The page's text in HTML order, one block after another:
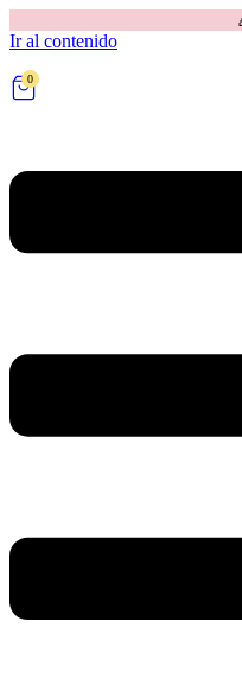
🎉 10% OFF
Ir al contenido
0